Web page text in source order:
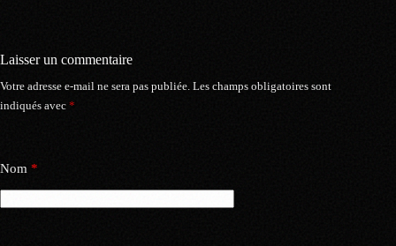
Laisser un commentaire
Votre adresse e-mail ne sera pas publiée. Les champs obligatoires sont
indiqués avec *
Nom *